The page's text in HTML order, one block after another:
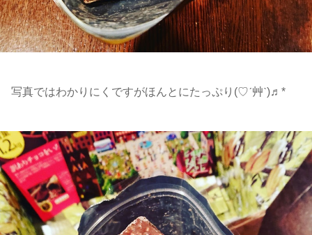
写真ではわかりにくですがほんとにたっぷり(♡ˊ艸ˋ)♬*